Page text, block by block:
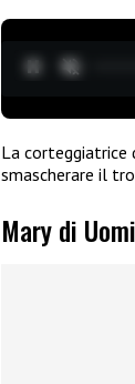
La corteggiatrice
smascherare il
Mary di